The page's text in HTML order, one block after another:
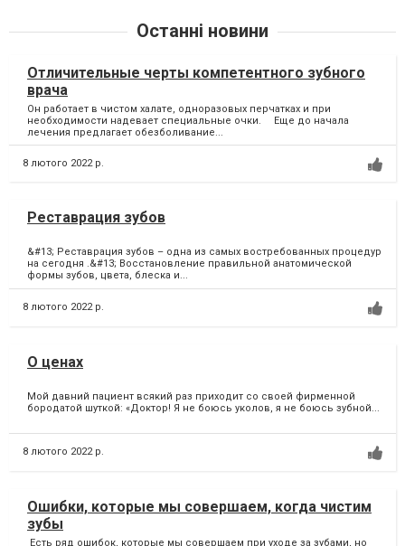
Останні новини
Отличительные черты компетентного зубного
врача
Он работает в чистом халате, одноразовых перчатках и при
необходимости надевает специальные очки. ⠀ Еще до начала
лечения предлагает обезболивание...
8 лютого 2022 р.
Реставрация зубов
&#13; Реставрация зубов – одна из самых востребованных процедур
на сегодня .&#13; Восстановление правильной анатомической
формы зубов, цвета, блеска и...
8 лютого 2022 р.
О ценах
Мой давний пациент всякий раз приходит со своей фирменной
бородатой шуткой: «Доктор! Я не боюсь уколов, я не боюсь зубной...
8 лютого 2022 р.
Ошибки, которые мы совершаем, когда чистим
зубы
Есть ряд ошибок, которые мы совершаем при уходе за зубами, но